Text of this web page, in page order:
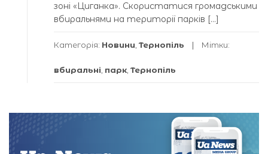
зоні «Циганка». Скористатися громадськими
вбиральнями на території парків […]
Категорія: Новини Тернопіль Мітки:
вбиральні парк Тернопіль